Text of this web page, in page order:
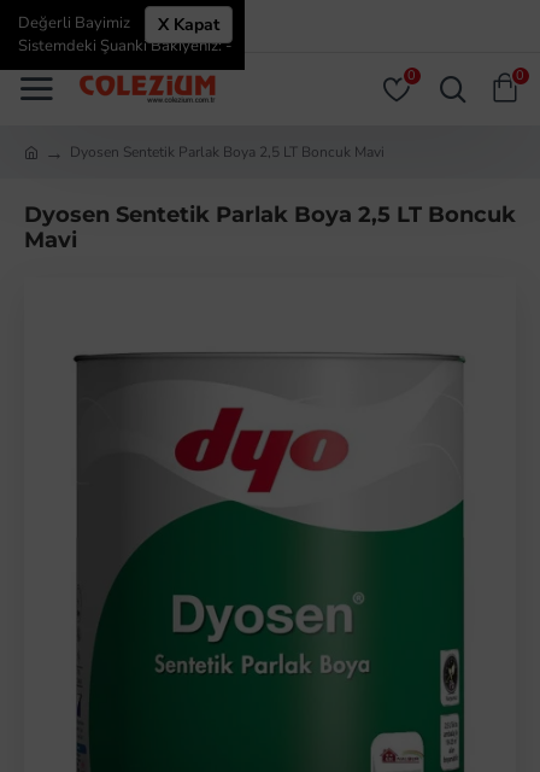
ÜYE GIRIŞI ÜYE OL
0 0
X Kapat
Değerli Bayimiz
Sistemdeki Şuanki Bakiyeniz: -
Dyosen Sentetik Parlak Boya 2,5 LT Boncuk Mavi
Dyosen Sentetik Parlak Boya 2,5 LT Boncuk
Mavi